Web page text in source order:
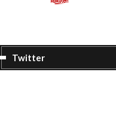
Twitter